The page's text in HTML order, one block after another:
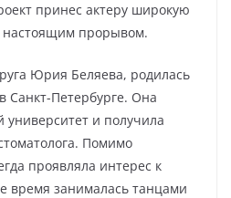
принес актеру широкую
настоящим прорывом.
Юрия Беляева, родилась
Санкт-Петербурге. Она
и получила
Помимо
проявляла интерес к
время занималась танцами